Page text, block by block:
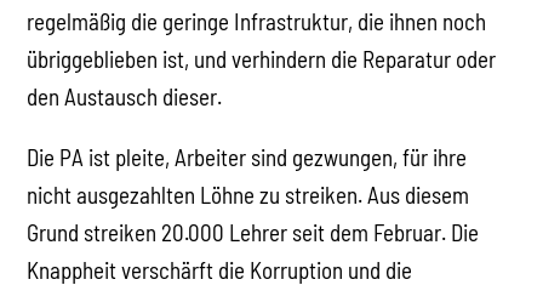
regelmäßig die geringe Infrastruktur, die ihnen noch
übriggeblieben ist, und verhindern die Reparatur oder
den Austausch dieser.
Die PA ist pleite, Arbeiter sind gezwungen, für ihre
nicht ausgezahlten Löhne zu streiken. Aus diesem
Grund streiken 20.000 Lehrer seit dem Februar. Die
Knappheit verschärft die Korruption und die